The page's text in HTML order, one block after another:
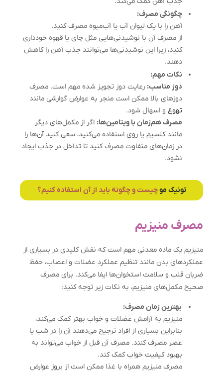
چگونگی مصرف:
آهن را با یک لیوان آب یا آب‌میوه مصرف کنید.
از مصرف آن با نوشیدنی‌هایی مثل چای یا قهوه خودداری
کنید، زیرا این نوشیدنی‌ها می‌توانند جذب آهن را کاهش
دهند.
نکات مهم:
دوز مناسب: رعایت دوز تجویز شده مهم است. مصرف
دوزهای بالا ممکن است منجر به عوارض گوارشی مانند
تهوع و اسهال شود.
مصرف هم‌زمان با ویتامین‌ها: اگر از مکمل‌های دیگر
مانند کلسیم یا روی استفاده می‌کنید، سعی کنید آن‌ها را
در زمان‌های متفاوت مصرف کنید تا تداخل در جذب ایجاد
نشود.
تونیک موچیست و چگونه باید از آن استفاده کنیم؟
مصرف منیزیم
منیزیم یک ماده معدنی مهم است که نقش کلیدی در بسیاری از
عملکردهای بدن مانند تنظیم عملکرد عضلات و اعصاب، حفظ
ضربان قلب و سلامت استخوان‌ها ایفا می‌کند. برای مصرف
صحیح مکمل‌های منیزیم، به نکات زیر توجه کنید:
بهترین زمان مصرف:
منیزیم به آرامش عضلات و خواب بهتر کمک می‌کند،
بنابراین بسیاری از افراد ترجیح می‌دهند آن را در شب یا
عصر مصرف کنند. مصرف آن قبل از خواب می‌تواند به
بهبود کیفیت خواب کمک کند.
مصرف منیزیم همراه با غذا ممکن است از بروز عوارض